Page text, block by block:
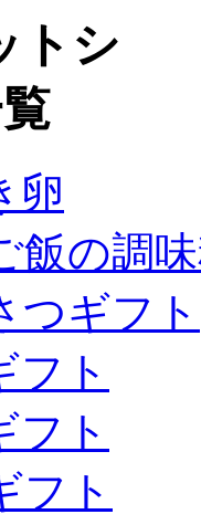
卵
飯の調
つギフト
フト
フト
フト